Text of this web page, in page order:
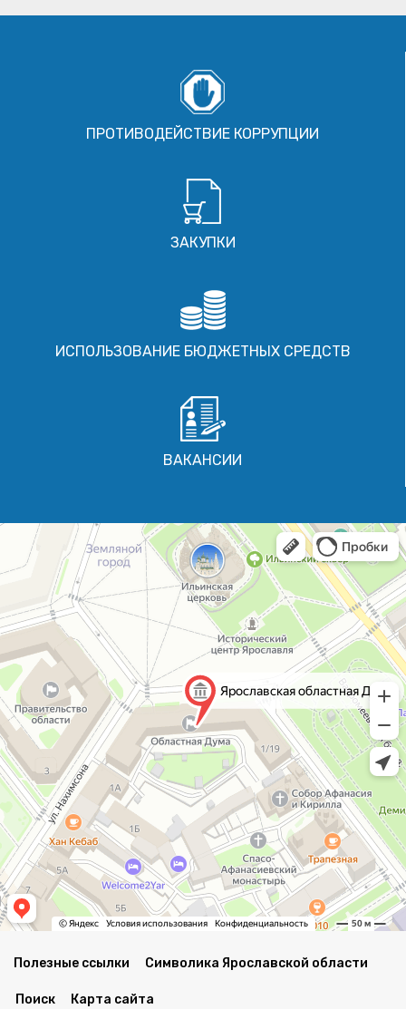
ПРОТИВОДЕЙСТВИЕ КОРРУПЦИИ
ЗАКУПКИ
ИСПОЛЬЗОВАНИЕ БЮДЖЕТНЫХ СРЕДСТВ
ВАКАНСИИ
Полезные ссылки Символика Ярославской области
Поиск Карта сайта